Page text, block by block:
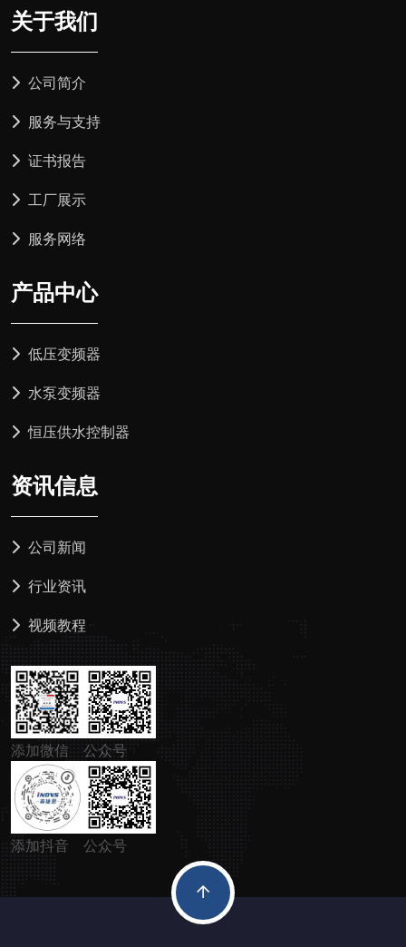
关于我们
公司简介
服务与支持
证书报告
工厂展示
服务网络
产品中心
低压变频器
水泵变频器
恒压供水控制器
资讯信息
公司新闻
行业资讯
视频教程
添加微信 公众号
添加抖音 公众号